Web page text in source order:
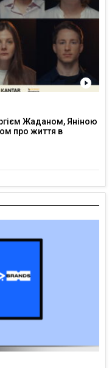
Жаданом, Яніною
про життя в